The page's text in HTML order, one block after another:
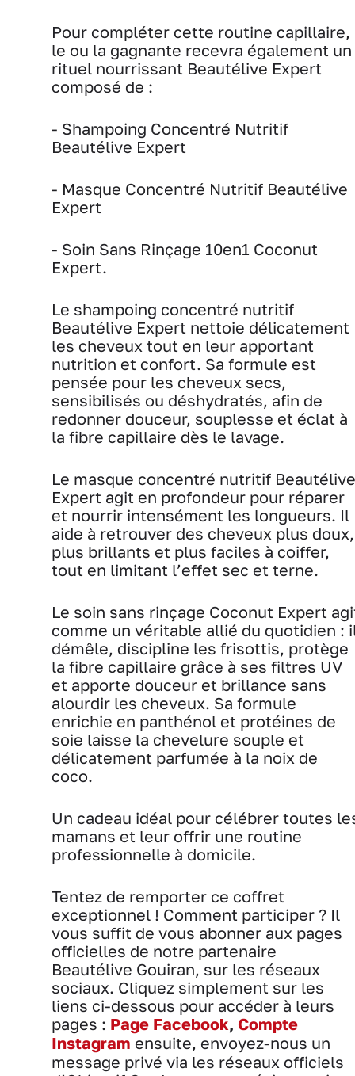
Pour compléter cette routine capillaire,
le ou la gagnante recevra également un
rituel nourrissant Beautélive Expert
composé de :
- Shampoing Concentré Nutritif
Beautélive Expert
- Masque Concentré Nutritif Beautélive
Expert
- Soin Sans Rinçage 10en1 Coconut
Expert.
Le shampoing concentré nutritif
Beautélive Expert nettoie délicatement
les cheveux tout en leur apportant
nutrition et confort. Sa formule est
pensée pour les cheveux secs,
sensibilisés ou déshydratés, afin de
redonner douceur, souplesse et éclat à
la fibre capillaire dès le lavage.
Le masque concentré nutritif Beautélive
Expert agit en profondeur pour réparer
et nourrir intensément les longueurs. Il
aide à retrouver des cheveux plus doux,
plus brillants et plus faciles à coiffer,
tout en limitant l’effet sec et terne.
Le soin sans rinçage Coconut Expert
comme un véritable allié du quotidien :
démêle, discipline les frisottis, protège
la fibre capillaire grâce à ses filtres UV
et apporte douceur et brillance sans
alourdir les cheveux. Sa formule
enrichie en panthénol et protéines de
soie laisse la chevelure souple et
délicatement parfumée à la noix de
coco.
Un cadeau idéal pour célébrer toutes
mamans et leur offrir une routine
professionnelle à domicile.
Tentez de remporter ce coffret
exceptionnel ! Comment participer ? Il
vous suffit de vous abonner aux pages
officielles de notre partenaire
Beautélive Gouiran, sur les réseaux
sociaux. Cliquez simplement sur les
liens ci-dessous pour accéder à leurs
pages : Page Facebook, Compte
Instagram ensuite, envoyez-nous un
message privé via les réseaux officiels